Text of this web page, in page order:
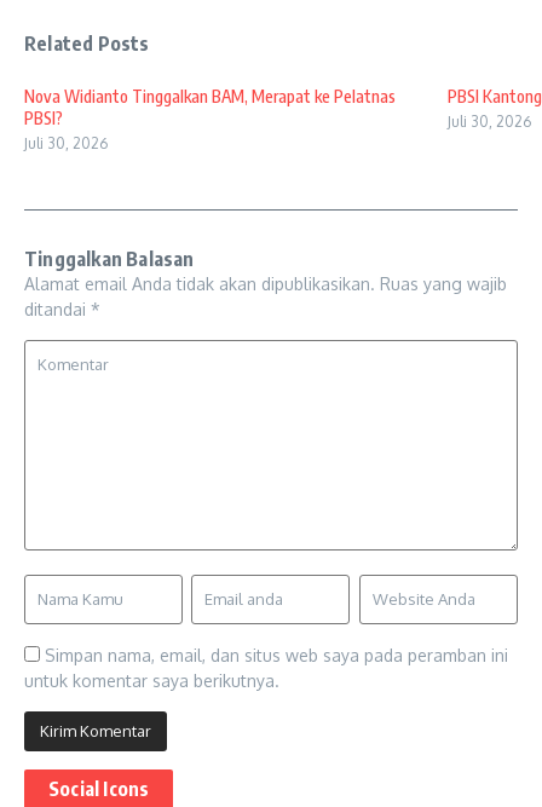
Related Posts
Nova Widianto Tinggalkan BAM, Merapat ke Pelatnas
PBSI?
Juli 30, 2026
PBSI
Juli 30, 2026
Tinggalkan Balasan
Alamat email Anda tidak akan dipublikasikan. Ruas yang wajib
ditandai *
Simpan nama, email, dan situs web saya pada peramban ini
untuk komentar saya berikutnya.
Social Icons